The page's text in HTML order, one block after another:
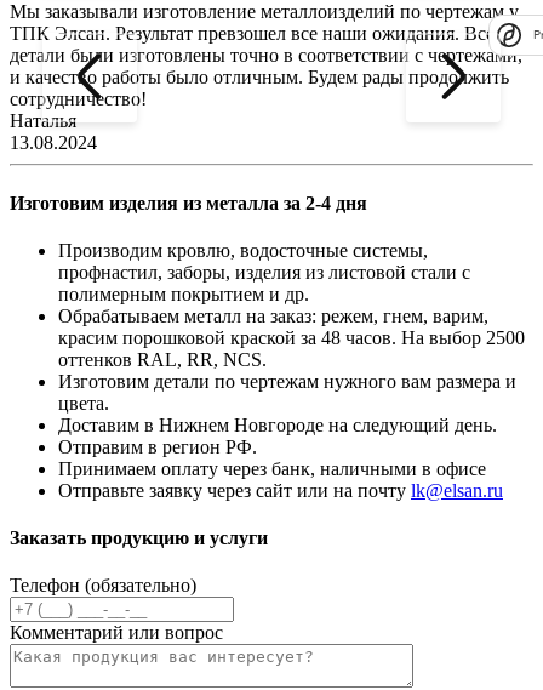
Мы заказывали изготовление металлоизделий по чертежам у
ТПК Элсан. Результат превзошел все наши ожидания. Все
детали были изготовлены точно в соответствии с чертежами,
и качество работы было отличным. Будем рады продолжить
сотрудничество!
Наталья
13.08.2024
Изготовим изделия из металла за 2-4 дня
Производим кровлю, водосточные системы,
профнастил, заборы, изделия из листовой стали с
полимерным покрытием и др.
Обрабатываем металл на заказ: режем, гнем, варим,
красим порошковой краской за 48 часов. На выбор 2500
оттенков RAL, RR, NCS.
Изготовим детали по чертежам нужного вам размера и
цвета.
Доставим в Нижнем Новгороде на следующий день.
Отправим в регион РФ.
Принимаем оплату через банк, наличными в офисе
Отправьте заявку через сайт или на почту lk@elsan.ru
Заказать продукцию и услуги
Телефон (обязательно)
Комментарий или вопрос